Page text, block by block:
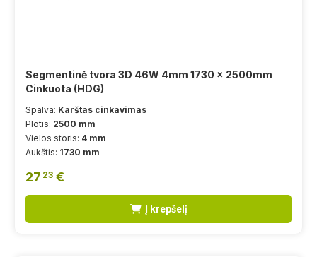
Segmentinė tvora 3D 46W 4mm 1730 x 2500mm
Cinkuota (HDG)
Spalva: Karštas cinkavimas
Plotis: 2500 mm
Vielos storis: 4 mm
Aukštis: 1730 mm
27 23 €
Į krepšelį